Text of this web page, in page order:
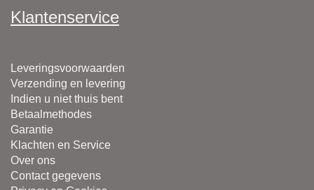
Klantenservice
Leveringsvoorwaarden
Verzending en levering
Indien u niet thuis bent
Betaalmethodes
Garantie
Klachten en Service
Over ons
Contact gegevens